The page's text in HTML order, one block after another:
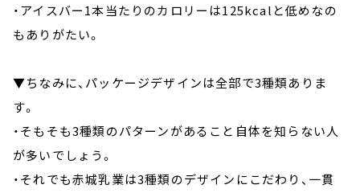
・アイスバー1本当たりのカロリーは125kcalと低めなの
もありがたい。
▼ちなみに、パッケージデザインは全部で3種類ありま
す。
・そもそも3種類のパターンがあること自体を知らない人
が多いでしょう。
・それでも赤城乳業は3種類のデザインにこだわり、一貫